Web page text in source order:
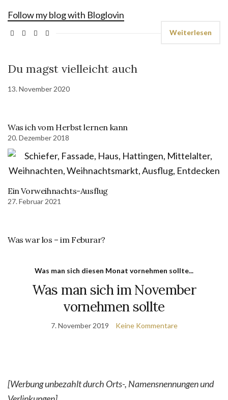
Follow my blog with Bloglovin
Weiterlesen
Du magst vielleicht auch
13. November 2020
Was ich vom Herbst lernen kann
20. Dezember 2018
Ein Vorweihnachts-Ausflug
27. Februar 2021
Was war los – im Feburar?
Was man sich diesen Monat vornehmen sollte...
Was man sich im November
vornehmen sollte
7. November 2019 Keine Kommentare
[Werbung unbezahlt durch Orts-, Namensnennungen und